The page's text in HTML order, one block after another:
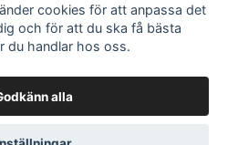
LY Sweden - Ly.se
cookies för att anpassa det
och för att du ska få bästa
du handlar hos oss.
alla